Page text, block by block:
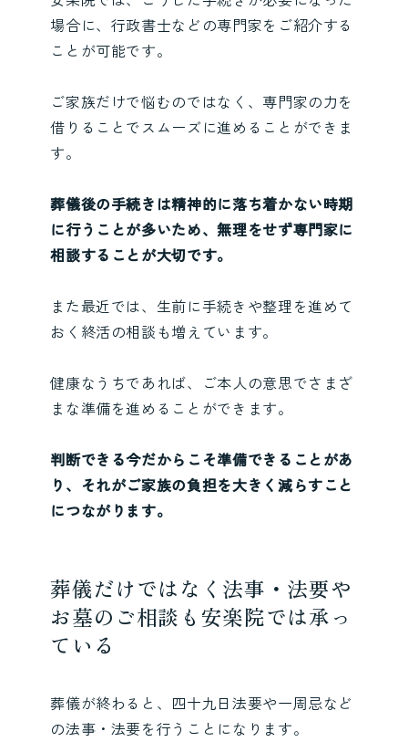
場合に、行政書士などの専門家をご紹介する
ことが可能です。
ご家族だけで悩むのではなく、専門家の力を
借りることでスムーズに進めることができま
す。
葬儀後の手続きは精神的に落ち着かない時期
に行うことが多いため、無理をせず専門家に
相談することが大切です。
また最近では、生前に手続きや整理を進めて
おく終活の相談も増えています。
健康なうちであれば、ご本人の意思でさまざ
まな準備を進めることができます。
判断できる今だからこそ準備できることがあ
り、それがご家族の負担を大きく減らすこと
につながります。
葬儀だけではなく法事・法要や
お墓のご相談も安楽院では承っ
ている
葬儀が終わると、四十九日法要や一周忌など
の法事・法要を行うことになります。